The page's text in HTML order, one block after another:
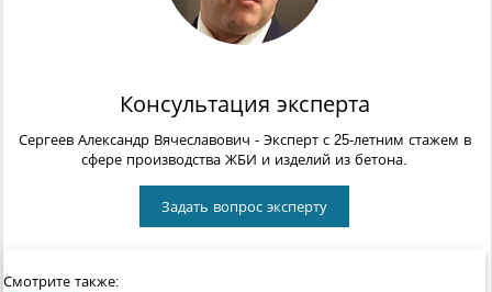
Консультация эксперта
Сергеев Александр Вячеславович - Эксперт с 25-летним стажем в
сфере производства ЖБИ и изделий из бетона.
Задать вопрос эксперту
Смотрите также: